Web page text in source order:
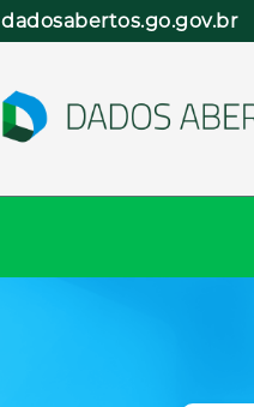
dadosabertos.go.gov.br